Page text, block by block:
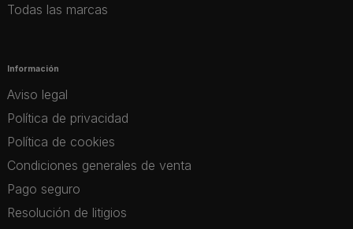
Todas las marcas
Información
Aviso legal
Política de privacidad
Política de cookies
Condiciones generales de venta
Pago seguro
Resolución de litigios